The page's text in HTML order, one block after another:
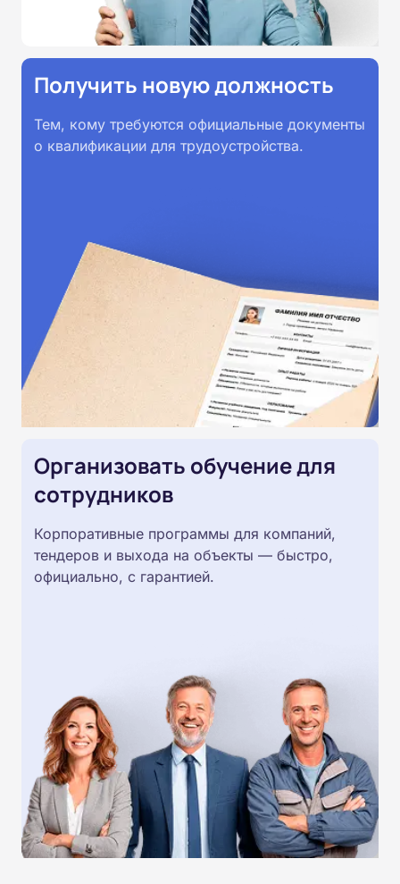
Получить новую должность
Тем, кому требуются официальные документы
о квалификации для трудоустройства.
Организовать обучение для
сотрудников
Корпоративные программы для компаний,
тендеров и выхода на объекты — быстро,
официально, с гарантией.